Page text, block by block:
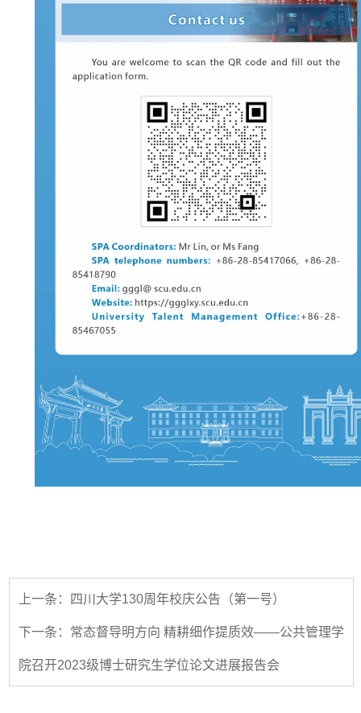
上一条：四川大学130周年校庆公告（第一号）
下一条：常态督导明方向 精耕细作提质效——公共管理学
院召开2023级博士研究生学位论文进展报告会